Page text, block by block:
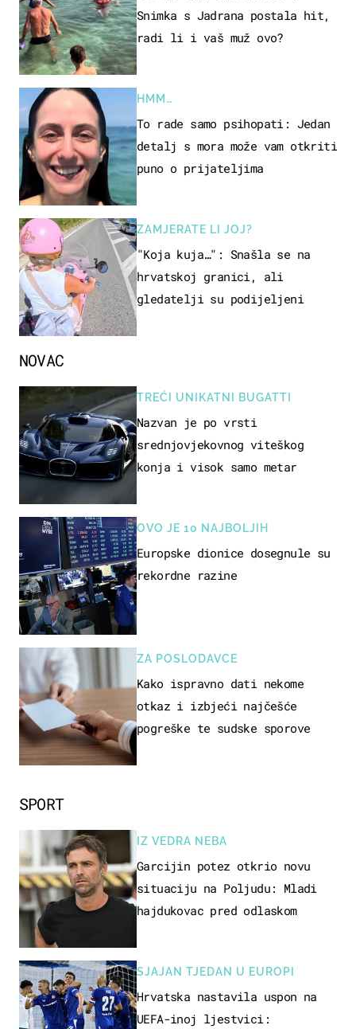
Snimka s Jadrana postala hit,
radi li i vaš muž ovo?
HMM…
To rade samo psihopati: Jedan
detalj s mora može vam otkriti
puno o prijateljima
ZAMJERATE LI JOJ?
"Koja kuja…": Snašla se na
hrvatskoj granici, ali
gledatelji su podijeljeni
SPORT
IZ VEDRA NEBA
Garcijin potez otkrio novu
situaciju na Poljudu: Mladi
hajdukovac pred odlaskom
SJAJAN TJEDAN U EUROPI
Hrvatska nastavila uspon na
UEFA-inoj ljestvici:
NOVAC
TREĆI UNIKATNI BUGATTI
Nazvan je po vrsti
srednjovjekovnog viteškog
konja i visok samo metar
OVO JE 10 NAJBOLJIH
Europske dionice dosegnule su
rekordne razine
ZA POSLODAVCE
Kako ispravno dati nekome
otkaz i izbjeći najčešće
pogreške te sudske sporove